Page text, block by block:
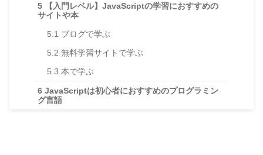
5 【入門レベル】JavaScriptの学習におすすめの
サイトや本
5.1 ブログで学ぶ
5.2 無料学習サイトで学ぶ
5.3 本で学ぶ
6 JavaScriptは初心者におすすめのプログラミン
グ言語